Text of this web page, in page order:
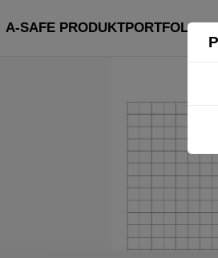
A-SAFE PRODUKTPORTFOLIO: